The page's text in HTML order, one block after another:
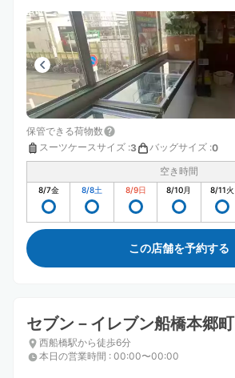
保管できる荷物数
スーツケースサイズ :3 バッグサイズ :0
空き時間
8/7金 8/8土 8/9日 8/10月 8/11火
この店舗を予約する
セブン－イレブン船橋本郷町
西船橋駅から徒歩6分
本日の営業時間 : 00:00〜00:00